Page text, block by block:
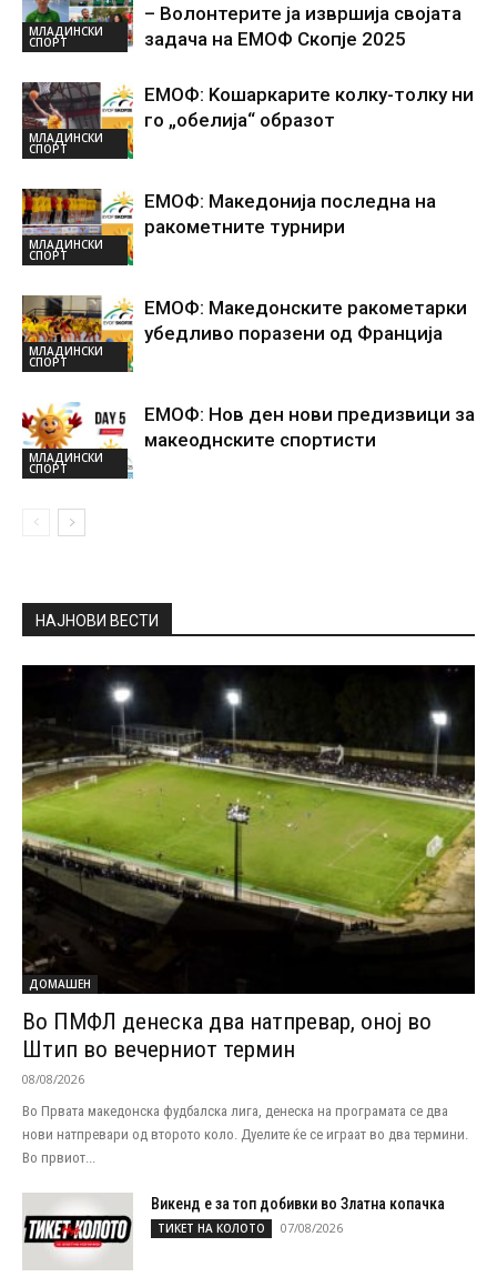
МЛАДИНСКИ
СПОРТ
– Волонтерите ја извршија својата
задача на ЕМОФ Скопје 2025
МЛАДИНСКИ
СПОРТ
ЕМОФ: Kошаркарите колку-толку ни
го „обелија“ образот
МЛАДИНСКИ
СПОРТ
ЕМОФ: Македонија последна на
ракометните турнири
МЛАДИНСКИ
СПОРТ
ЕМОФ: Македонските ракометарки
убедливо поразени од Франција
МЛАДИНСКИ
СПОРТ
ЕМОФ: Нов ден нови предизвици за
макеоднските спортисти
НАЈНОВИ ВЕСТИ
ДОМАШЕН
Во ПМФЛ денеска два натпревар, оној во
Штип во вечерниот термин
08/08/2026
Во Првата македонска фудбалска лига, денеска на програмата се два
нови натпревари од второто коло. Дуелите ќе се играат во два термини.
Во првиот...
Викенд е за топ добивки во Златна копачка
ТИКЕТ НА КОЛОТО 07/08/2026